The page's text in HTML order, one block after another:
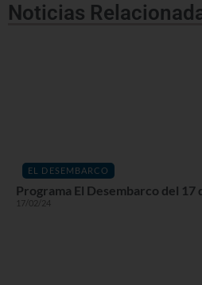
Noticias
EL DESEMBARCO
Programa El Desembarco del
17/02/24